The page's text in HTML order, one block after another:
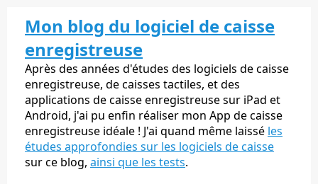
Mon blog du logiciel de caisse
enregistreuse
Après des années d'études des logiciels de caisse
enregistreuse, de caisses tactiles, et des
applications de caisse enregistreuse sur iPad et
Android, j'ai pu enfin réaliser mon App de caisse
enregistreuse idéale ! J'ai quand même laissé les
études approfondies sur les logiciels de caisse
sur ce blog, ainsi que les tests.